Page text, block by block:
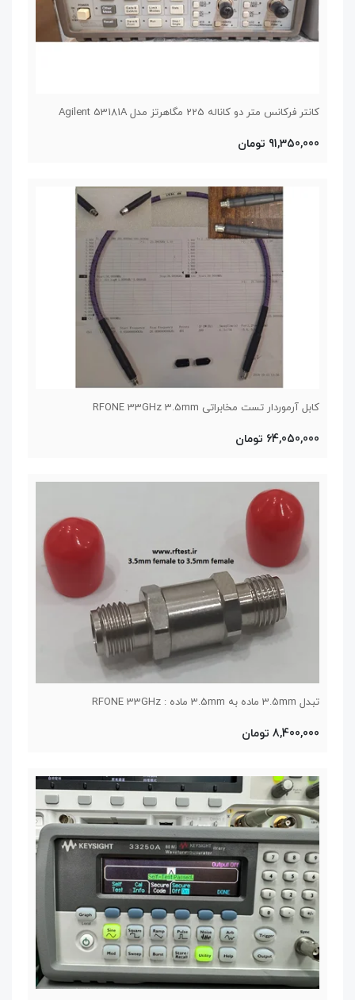
کانتر فرکانس متر دو کاناله 225 مگاهرتز مدل Agilent 53181A
91,350,000 تومان
کابل آرموردار تست مخابراتی RFONE 33GHz 3.5mm
64,050,000 تومان
تبدل 3.5mm ماده به 3.5mm ماده : RFONE 33GHz
8,400,000 تومان